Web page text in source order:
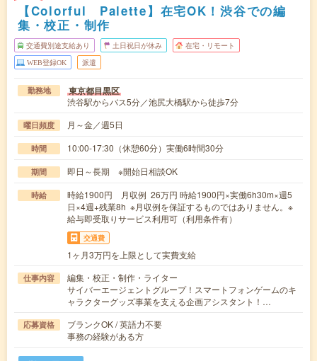
【Colorful Palette】在宅OK！渋谷での編
集・校正・制作
交通費別途支給あり 土日祝日が休み 在宅・リモート
WEB登録OK 派遣
勤務地 東京都目黒区
渋谷駅からバス5分／池尻大橋駅から徒歩7分
曜日頻度 月～金／週5日
時間 10:00-17:30（休憩60分）実働6時間30分
期間 即日～長期 ※開始日相談OK
時給
時給1900円 月収例 26万円 時給1900円×実働6h30m×週5
日×4週+残業8h ※月収例を保証するものではありません。※
給与即受取りサービス利用可（利用条件有）
交通費
1ヶ月3万円を上限として実費支給
仕事内容
編集・校正・制作・ライター
サイバーエージェントグループ！スマートフォンゲームのキ
ャラクターグッズ事業を支える企画アシスタント！…
応募資格
ブランクOK / 英語力不要
事務の経験がある方